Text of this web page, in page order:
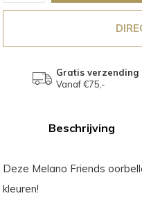
Gratis verzending
Vanaf €75,-
Beschrijving
Deze Melano Friends
kleuren!